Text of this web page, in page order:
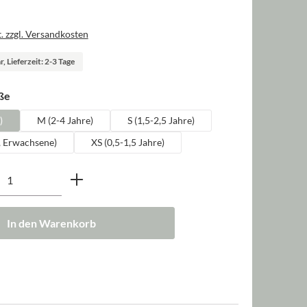
zzgl. Versandkosten
Lieferzeit: 2-3 Tage
auswählen
M (2-4 Jahre)
S (1,5-2,5 Jahre)
Erwachsene)
XS (0,5-1,5 Jahre)
Gib den gewünschten Wert ein
In den Warenkorb